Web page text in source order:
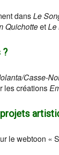
dansLe
QuichotteetLe
?
Casse-
les créations
le webtoon «